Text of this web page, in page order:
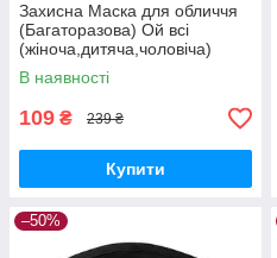
Захисна Маска для обличчя
(Багаторазова) Ой всі
(жіноча,дитяча,чоловіча)
В наявності
109 ₴ 239 ₴
Купити
–50%